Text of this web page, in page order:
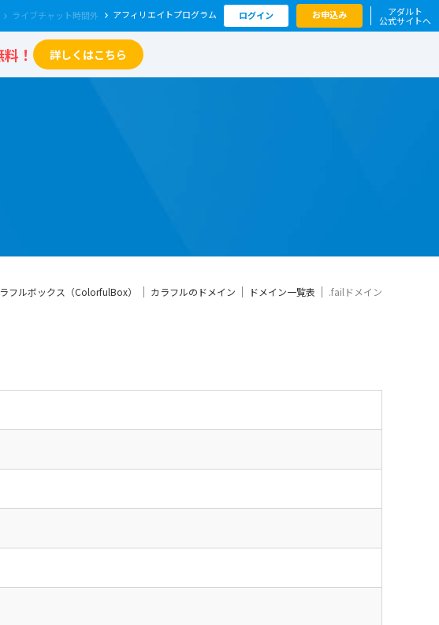
アフィリエイトプログラム ログイン お申込み アダルト
公式サイトへ
！ 詳しくはこちら
フルボックス（ColorfulBox） カラフルのドメイン ドメイン一覧表 .failドメイン